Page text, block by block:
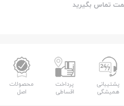
تماس بگیرید
پشتیبانی
همیشگی
پرداخت
اقساطی
محصولات
اصل